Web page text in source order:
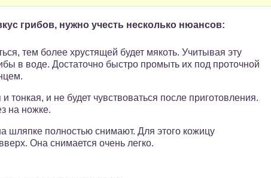
грибов, нужно учесть несколько нюансов:
тем более хрустящей будет мякоть. Учитывая эту
в воде. Достаточно быстро промыть их под проточной
тонкая, и не будет чувствоваться после приготовления.
на ножке.
шляпке полностью снимают. Для этого кожицу
Она снимается очень легко.